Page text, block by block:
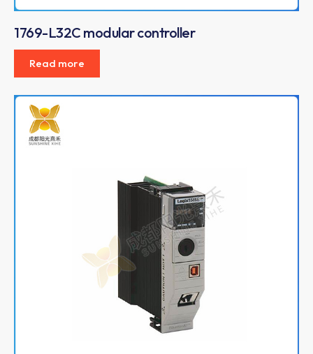
1769-L32C modular controller
Read more